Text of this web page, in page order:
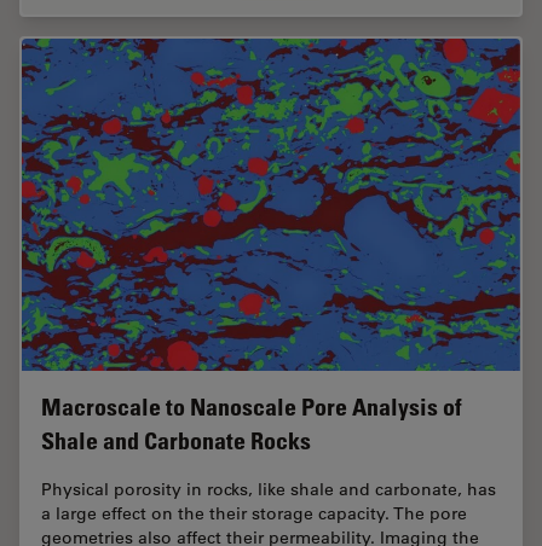
Macroscale to Nanoscale Pore Analysis of
Shale and Carbonate Rocks
Physical porosity in rocks, like shale and carbonate, has
a large effect on the their storage capacity. The pore
geometries also affect their permeability. Imaging the